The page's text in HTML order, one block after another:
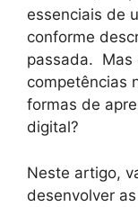
essenciais de
conforme
passada. Mas
competências
formas de
digital?
Neste artigo,
desenvolver